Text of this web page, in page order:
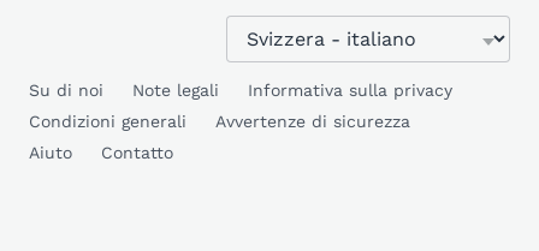
Su di noi Note legali
Informativa sulla privacy
Condizioni generali
Avvertenze di sicurezza
Aiuto
Contatto